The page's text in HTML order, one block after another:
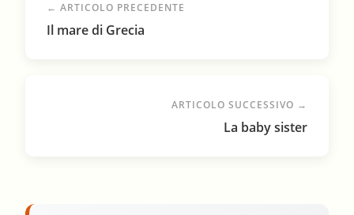
← ARTICOLO PRECEDENTE
Il mare di Grecia
ARTICOLO SUCCESSIVO →
La baby sister